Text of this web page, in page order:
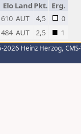
Elo Land Pkt. Erg.
AUT 4,5
0
AUT 2,5 1
2026 Heinz Herzog,